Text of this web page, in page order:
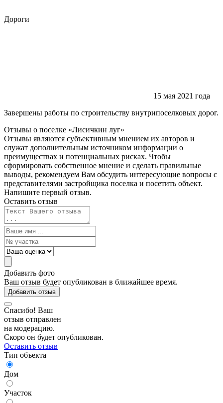
Дороги
15 мая 2021 года
Завершены работы по строительству внутрипоселковых дорог.
Отзывы о поселке «Лисичкин луг»
Отзывы являются субъективным мнением их авторов и
служат дополнительным источником информации о
преимуществах и потенциальных рисках. Чтобы
сформировать собственное мнение и сделать правильные
выводы, рекомендуем Вам обсудить интересующие вопросы с
представителями застройщика поселка и посетить объект.
Напишите первый отзыв.
Оставить отзыв
Добавить фото
Ваш отзыв будет опубликован в ближайшее время.
Добавить отзыв
Спасибо! Ваш
отзыв отправлен
на модерацию.
Скоро он будет опубликован.
Оставить отзыв
Тип объекта
Дом
Участок